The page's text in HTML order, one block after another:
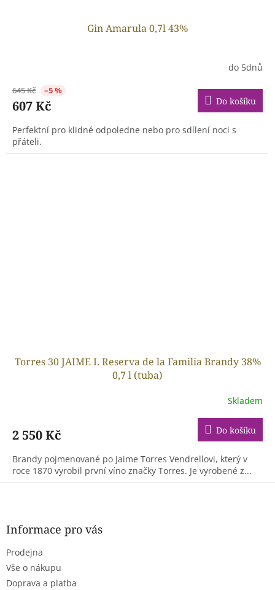
Gin Amarula 0,7l 43%
do 5dnů
645 Kč –5 %
607 Kč Do košíku
Perfektní pro klidné odpoledne nebo pro sdílení noci s
přáteli.
Torres 30 JAIME I. Reserva de la Familia Brandy 38%
0,7 l (tuba)
Skladem
2 550 Kč Do košíku
Brandy pojmenované po Jaime Torres Vendrellovi, který v
roce 1870 vyrobil první víno značky Torres. Je vyrobené z...
Z
Informace pro vás
Prodejna
Vše o nákupu
Doprava a platba